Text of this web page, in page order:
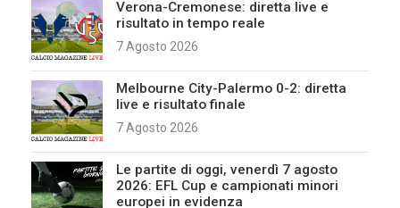
Verona-Cremonese: diretta live e
risultato in tempo reale
7 Agosto 2026
Melbourne City-Palermo 0-2: diretta
live e risultato finale
7 Agosto 2026
Le partite di oggi, venerdì 7 agosto
2026: EFL Cup e campionati minori
europei in evidenza